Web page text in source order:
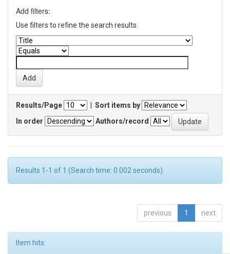
Add filters:
Use filters to refine the search results.
Results/Page
Sort items by
In order
Authors/record
Results 1-1 of 1 (Search time: 0.002 seconds).
previous 1 next
Item hits: